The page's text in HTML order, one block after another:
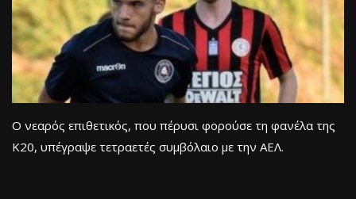
Ο νεαρός επιθετικός, που πέρυσι φορούσε τη φανέλα της
Κ20, υπέγραψε τετραετές συμβόλαιο με την ΑΕΛ.